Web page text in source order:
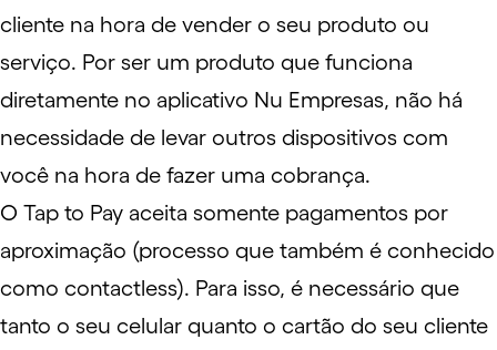
cliente na hora de vender o seu produto ou
serviço. Por ser um produto que funciona
diretamente no aplicativo Nu Empresas, não há
necessidade de levar outros dispositivos com
você na hora de fazer uma cobrança.
O Tap to Pay aceita somente pagamentos por
aproximação (processo que também é conhecido
como contactless). Para isso, é necessário que
tanto o seu celular quanto o cartão do seu cliente